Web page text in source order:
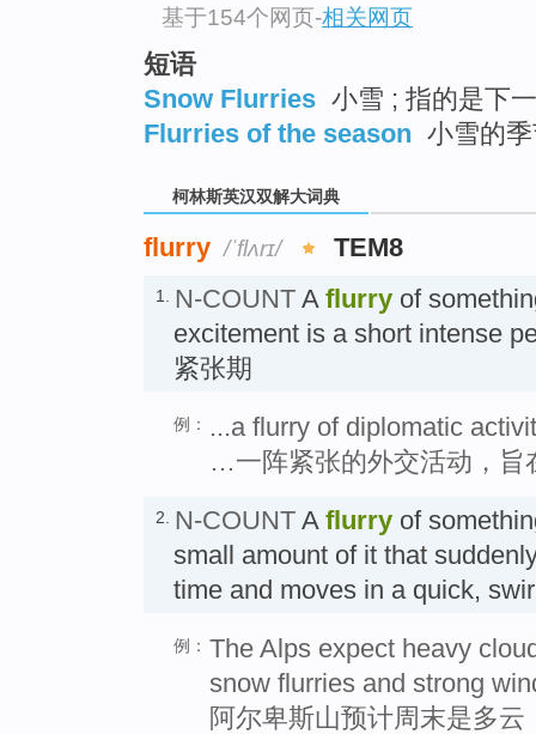
基于154个网页-相关网页
短语
Snow Flurries 小雪 ; 指的是下
Flurries of the season 小雪的
柯林斯英汉双解大词典
flurry /ˈflʌrɪ/ TEM8
1. N-COUNT A flurry of
excitement is a short intense
紧张期
例：
...a flurry of diplomatic
…一阵紧张的外交活动，旨
2. N-COUNT A flurry of
small amount of it that
time and moves in a quick,
例： The Alps expect heavy
snow flurries and strong
阿尔卑斯山预计周末是多